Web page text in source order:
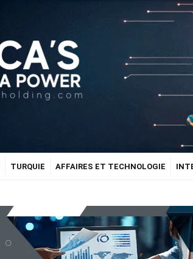
TURQUIE AFFAIRES ET TECHNOLOGIE